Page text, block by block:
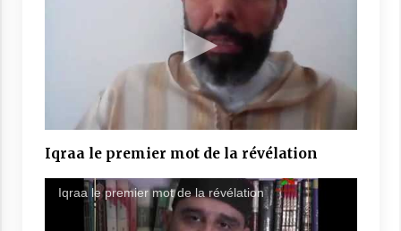
Iqraa le premier mot de la révélation
Iqraa le premier mot de la révélation